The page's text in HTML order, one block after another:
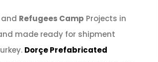
Refugees Camp Projects in
made ready for shipment
Dorçe Prefabricated